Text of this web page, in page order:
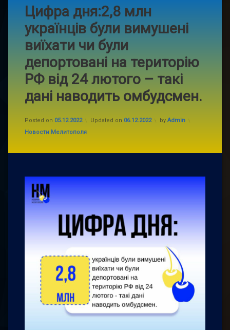
Цифра дня:2,8 млн
українців були вимушені
виїхати чи були
депортовані на територію
РФ від 24 лютого – такі
дані наводить омбудсмен.
Posted on 05.12.2022 Updated on 06.12.2022 by Admin
Categories:
Новости Мелитополя